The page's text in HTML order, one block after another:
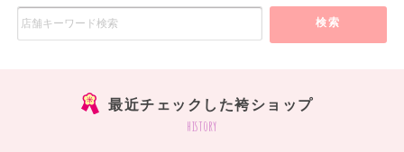
検索
最近チェックした袴ショップ
history